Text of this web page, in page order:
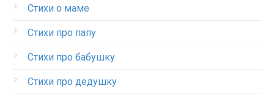
Стихи о маме
Стихи про папу
Стихи про бабушку
Стихи про дедушку